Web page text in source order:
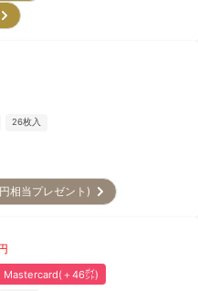
26枚入
相当プレゼント)
Mastercard(＋46㌽)